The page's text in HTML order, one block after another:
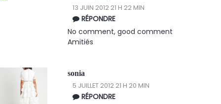
13 JUIN 2012 21 H 22 MIN
RÉPONDRE
No comment, good comment
Amitiés
sonia
5 JUILLET 2012 21 H 20 MIN
RÉPONDRE